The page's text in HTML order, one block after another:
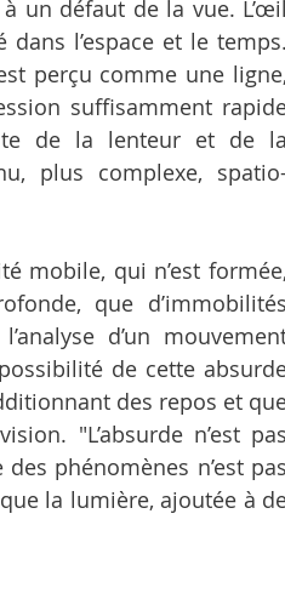
un défaut de la vue. L’œil
l’espace et le temps.
perçu comme une ligne,
suffisamment
de la lenteur et de la
plus complexe, spatio-
mobile, qui n’est formée,
que d’immobilités
d’un
de cette
des repos et
"L’absurde n’est pas
phénomènes n’est pas
la lumière, ajoutée à